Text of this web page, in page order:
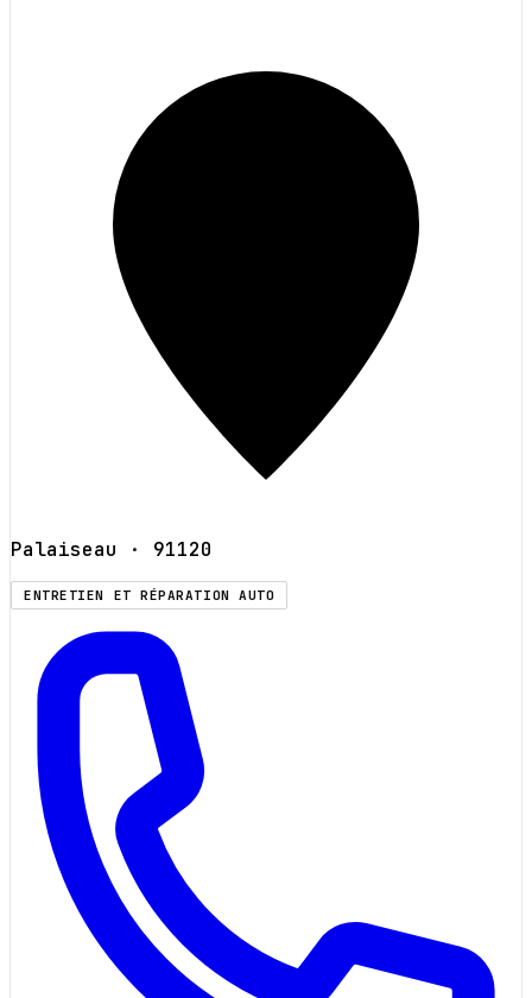
Palaiseau · 91120
ENTRETIEN ET RÉPARATION AUTO